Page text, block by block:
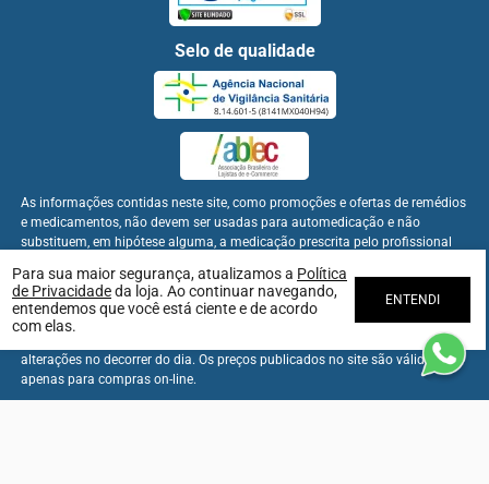
Para sua maior segurança, atualizamos a Política
de Privacidadeda loja. Ao continuar navegando,
entendemos que você está ciente e de acordo
com elas.
ENTENDI
Selo de qualidade
As informações contidas neste site, como promoções e ofertas de remédios
e medicamentos, não devem ser usadas para automedicação e não
substituem, em hipótese alguma, a medicação prescrita pelo profissional
qualquer problema de saúde e prescrever o tratamento adequado. Para
mais informações, consulte o site www.anvisa.gov.br. As fotos contidas em
nosso site são meramente ilustrativas. Promoções e preços são válidos
apenas para compras on-line, caso haja disponibilidade e estão sujeitos a
alterações no decorrer do dia. Os preços publicados no site são válidos
apenas para compras on-line.